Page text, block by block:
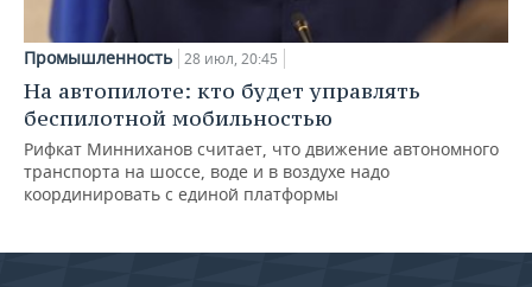
Промышленность 28 июл, 20:45
На автопилоте: кто будет управлять
беспилотной мобильностью
Рифкат Минниханов считает, что движение автономного
транспорта на шоссе, воде и в воздухе надо
координировать с единой платформы